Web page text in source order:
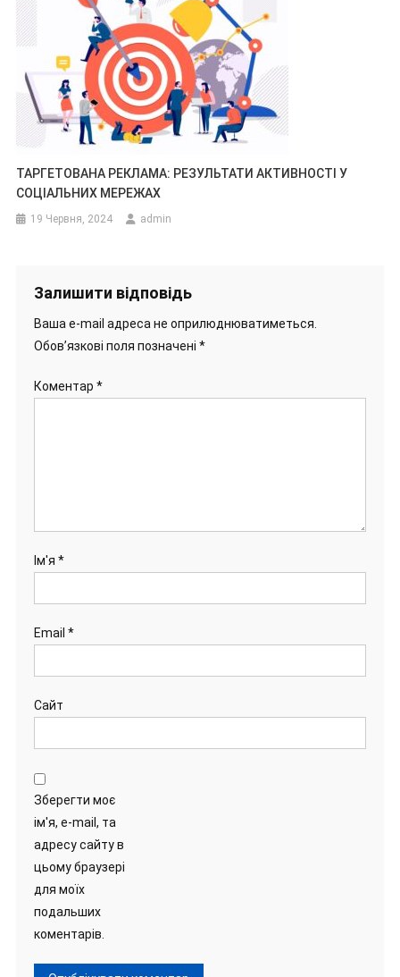
ТАРГЕТОВАНА РЕКЛАМА: РЕЗУЛЬТАТИ АКТИВНОСТІ У
СОЦІАЛЬНИХ МЕРЕЖАХ
19 Червня, 2024 admin
Залишити відповідь
Ваша e-mail адреса не оприлюднюватиметься.
Обов’язкові поля позначені *
Коментар *
Ім'я *
Email *
Сайт
Зберегти моє
ім'я, e-mail, та
адресу сайту в
цьому браузері
для моїх
подальших
коментарів.